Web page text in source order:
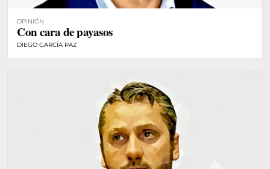
OPINIÓN
Con cara de payasos
DIEGO GARCÍA PAZ